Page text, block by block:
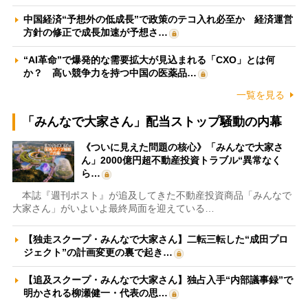
中国経済“予想外の低成長”で政策のテコ入れ必至か 経済運営
方針の修正で成長加速が予想さ…
“AI革命”で爆発的な需要拡大が見込まれる「CXO」とは何
か？ 高い競争力を持つ中国の医薬品…
一覧を見る
「みんなで大家さん」配当ストップ騒動の内幕
《ついに見えた問題の核心》「みんなで大家さ
ん」2000億円超不動産投資トラブル“異常なく
ら…
本誌『週刊ポスト』が追及してきた不動産投資商品「みんなで
大家さん」がいよいよ最終局面を迎えている…
【独走スクープ・みんなで大家さん】二転三転した“成田プロ
ジェクト”の計画変更の裏で起き…
【追及スクープ・みんなで大家さん】独占入手“内部議事録”で
明かされる柳瀬健一・代表の思…